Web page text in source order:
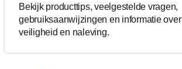
Bekijk producttips, veelgestelde vragen,
gebruiksaanwijzingen en informatie over
veiligheid en naleving.